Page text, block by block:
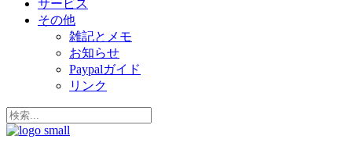
サービス
その他
雑記とメモ
お知らせ
Paypalガイド
リンク